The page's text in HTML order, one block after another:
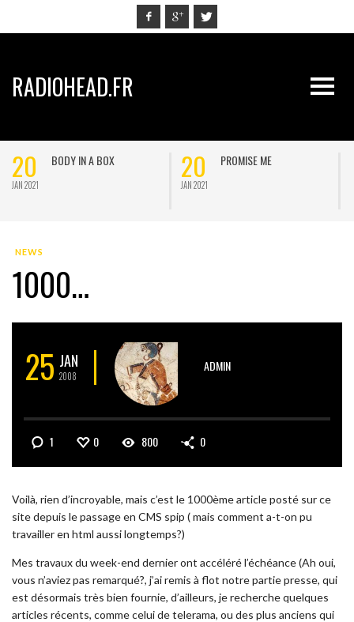
RADIOHEAD.FR
20
JAN 2021
BODY IN A BOX 20
JAN 2021
PROMISE ME
NEWS
1000…
25 JAN
2008
ADMIN
1 0 800 0
Voilà, rien d’incroyable, mais c’est le 1000ème article posté sur ce
site depuis le passage en CMS spip ( mais comment a-t-on pu
travailler en html aussi longtemps?)
Mes travaux du week-end dernier ont accéléré l’échéance (Ah oui,
vous n’aviez pas remarqué?, j’ai remis à flot notre partie presse, qui
est désormais très bien fournie, d’ailleurs, je recherche quelques
articles récents, comme celui de telerama, ou des plus anciens qui